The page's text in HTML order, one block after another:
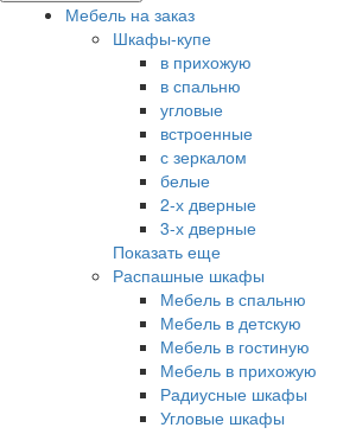
Мебель на заказ
Шкафы-купе
в прихожую
в спальню
угловые
встроенные
с зеркалом
белые
2-х дверные
3-х дверные
Показать еще
Распашные шкафы
Мебель в спальню
Мебель в детскую
Мебель в гостиную
Мебель в прихожую
Радиусные шкафы
Угловые шкафы